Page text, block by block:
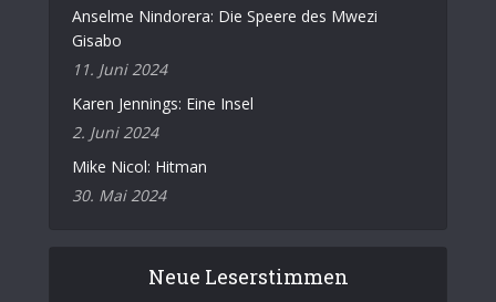
Anselme Nindorera: Die Speere des Mwezi
Gisabo
11. Juni 2024
Karen Jennings: Eine Insel
2. Juni 2024
Mike Nicol: Hitman
30. Mai 2024
Neue Leserstimmen